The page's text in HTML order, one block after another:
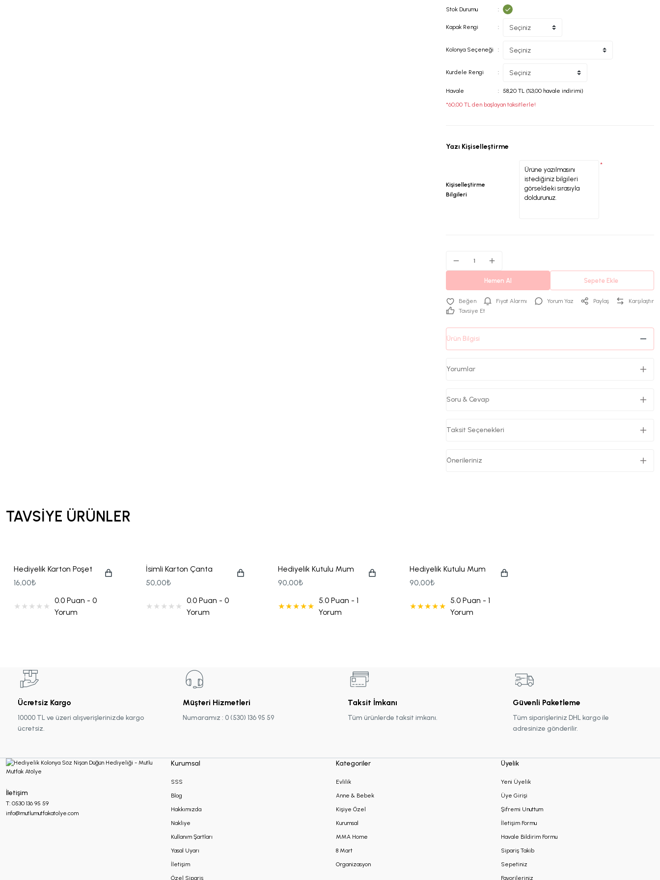
Stok Durumu
Kapak Rengi
Kolonya Seçeneği
Kurdele Rengi
Havale
58,20 TL (%3,00 havale indirimi)
*60,00 TL den başlayan taksitlerle!
Yazı Kişiselleştirme
Kişiselleştirme
Bilgileri
*
Hemen Al Sepete Ekle
Fiyat Alarmı Yorum Yaz Paylaş
Karşılaştır
Tavsiye Et
Ürün Bilgisi
Yorumlar
Soru & Cevap
Taksit Seçenekleri
Önerileriniz
TAVSİYE ÜRÜNLER
Hediyelik Karton Poşet
Çanta 11x11cm
16,00₺
0.0 Puan - 0
Yorum
İsimli Karton Çanta
50,00₺
0.0 Puan - 0
Yorum
Hediyelik Kutulu Mum
Çiçek Motifli
90,00₺
5.0 Puan - 1
Yorum
Hediyelik Kutulu Mum
Seçenekli
90,00₺
5.0 Puan - 1
Yorum
Ücretsiz Kargo
10000 TL ve üzeri alışverişlerinizde kargo
ücretsiz.
Müşteri Hizmetleri
Numaramız : 0 (530) 136 95 59
Taksit İmkanı
Tüm ürünlerde taksit imkanı.
Güvenli Paketleme
Tüm siparişleriniz DHL kargo ile
adresinize gönderilir.
İletişim
T: 0530 136 95 59
info@mutlumutfakatolye.com
Kurumsal
SSS
Blog
Hakkımızda
Nakliye
Kullanım Şartları
Yasal Uyarı
İletişim
Özel Sipariş
Kategoriler
Evlilik
Anne & Bebek
Kişiye Özel
Kurumsal
MMA Home
8 Mart
Organizasyon
Üyelik
Yeni Üyelik
Üye Girişi
Şifremi Unuttum
İletişim Formu
Havale Bildirim Formu
Sipariş Takib
Sepetiniz
Favorileriniz